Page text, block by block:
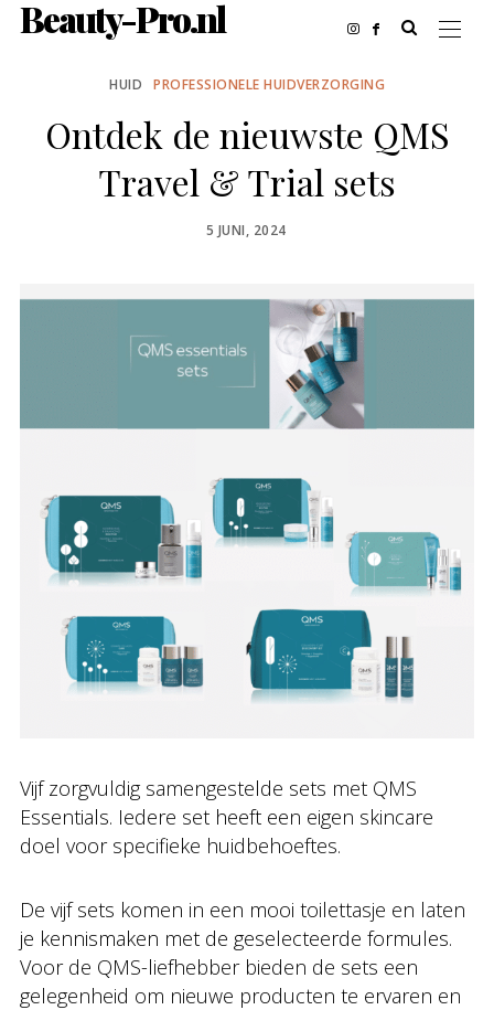
Beauty-Pro.nl
HUID PROFESSIONELE HUIDVERZORGING
Ontdek de nieuwste QMS
Travel & Trial sets
POSTED
5 JUNI, 2024
Vijf zorgvuldig samengestelde sets met QMS
Essentials. Iedere set heeft een eigen skincare
doel voor specifieke huidbehoeftes.
De vijf sets komen in een mooi toilettasje en laten
je kennismaken met de geselecteerde formules.
Voor de QMS-liefhebber bieden de sets een
gelegenheid om nieuwe producten te ervaren en